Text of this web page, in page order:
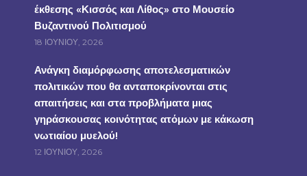
έκθεσης «Κισσός και Λίθος» στο Μουσείο
Βυζαντινού Πολιτισμού
18 ΙΟΥΝΊΟΥ, 2026
Ανάγκη διαμόρφωσης αποτελεσματικών
πολιτικών που θα ανταποκρίνονται στις
απαιτήσεις και στα προβλήματα μιας
γηράσκουσας κοινότητας ατόμων με κάκωση
νωτιαίου μυελού!
12 ΙΟΥΝΊΟΥ, 2026